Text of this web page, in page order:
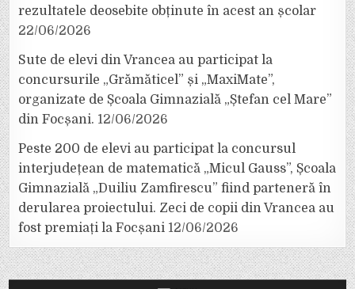
rezultatele deosebite obținute în acest an școlar
22/06/2026
Sute de elevi din Vrancea au participat la
concursurile „Grămăticel” și „MaxiMate”,
organizate de Școala Gimnazială „Ștefan cel Mare”
din Focșani. 12/06/2026
Peste 200 de elevi au participat la concursul
interjudețean de matematică „Micul Gauss”, Școala
Gimnazială „Duiliu Zamfirescu” fiind parteneră în
derularea proiectului. Zeci de copii din Vrancea au
fost premiați la Focșani 12/06/2026